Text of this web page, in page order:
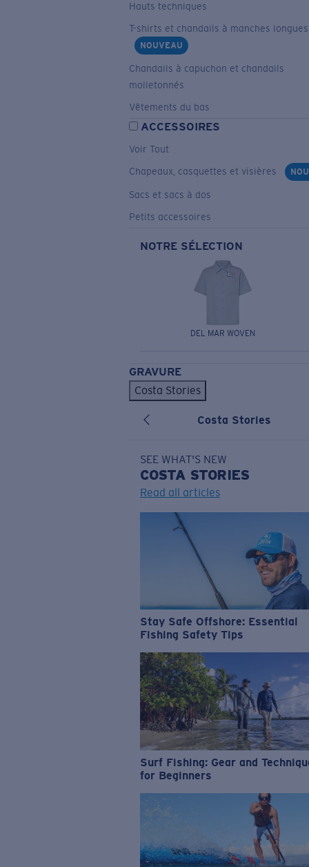
Hauts techniques
T-shirts et chandails à manches longues
NOUVEAU
Chandails à capuchon et chandails
molletonnés
Vêtements du bas
ACCESSOIRES
Voir Tout
Chapeaux, casquettes et visières
Sacs et sacs à dos
Petits accessoires
NOTRE SÉLECTION
DEL MAR WOVEN
GRAVURE
Costa Stories
Costa Stories
SEE WHAT'S NEW
COSTA STORIES
Read all articles
Stay Safe Offshore: Essential
Fishing Safety Tips
Surf Fishing: Gear and
for Beginners